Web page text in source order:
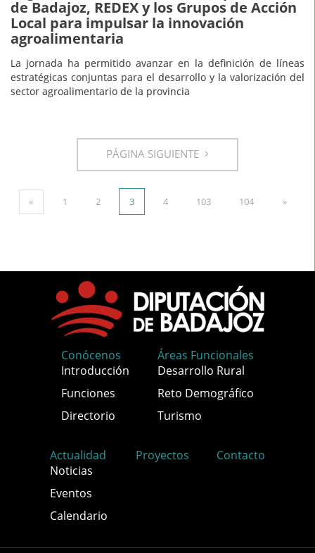
de Badajoz, REDEX y los Grupos de Acción
Local para impulsar la innovación
agroalimentaria
La jornada ha permitido avanzar en la definición de líneas
estratégicas conjuntas para el desarrollo y la valorización del
sector agroalimentario de la provincia
PÁGINA SIGUIENTE
« 1 2 3 4 103 104 »
Conócenos
Introducción
Funciones
Directorio
Áreas Funcionales
Desarrollo Rural
Reto Demográfico
Turismo
Actualidad
Noticias
Eventos
Calendario
Proyectos Contacto